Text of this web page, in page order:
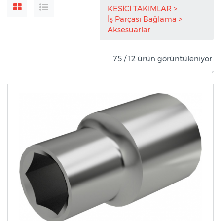
KESİCİ TAKIMLAR
İş Parçası Bağlama
Aksesuarlar
75 / 12 ürün görüntüleniyor.
,